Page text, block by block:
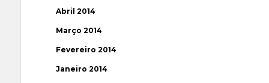
Abril 2014
Março 2014
Fevereiro 2014
Janeiro 2014